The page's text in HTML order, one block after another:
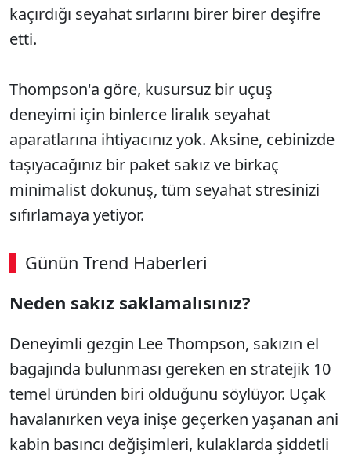
kaçırdığı seyahat sırlarını birer birer deşifre
etti.
Thompson'a göre, kusursuz bir uçuş
deneyimi için binlerce liralık seyahat
aparatlarına ihtiyacınız yok. Aksine, cebinizde
taşıyacağınız bir paket sakız ve birkaç
minimalist dokunuş, tüm seyahat stresinizi
sıfırlamaya yetiyor.
Günün Trend Haberleri
00:02 / 08:43
Neden sakız saklamalısınız?
Deneyimli gezgin Lee Thompson, sakızın el
bagajında bulunması gereken en stratejik 10
temel üründen biri olduğunu söylüyor. Uçak
havalanırken veya inişe geçerken yaşanan ani
kabin basıncı değişimleri, kulaklarda şiddetli